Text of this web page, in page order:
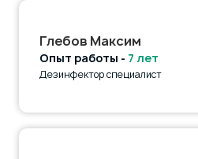
Глебов Максим
Опыт работы - 7 лет
Дезинфектор специалист